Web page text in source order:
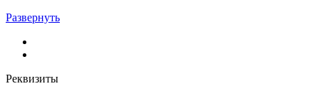
Развернуть
Реквизиты